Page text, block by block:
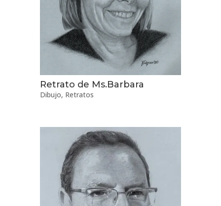
Retrato de Ms.Barbara
Dibujo, Retratos